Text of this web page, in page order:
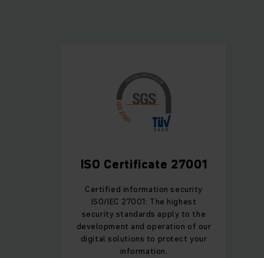
ISO Certificate 27001
Certified information security
ISO/IEC 27001: The highest
security standards apply to the
development and operation of our
digital solutions to protect your
information.